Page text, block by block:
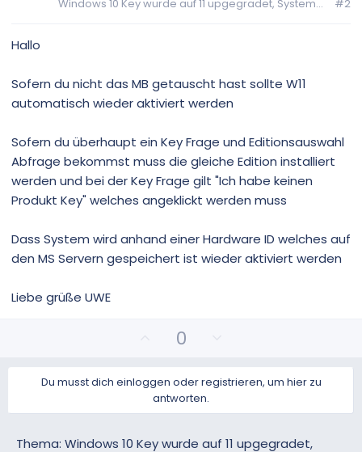
Windows 10 Key wurde auf 11 upgegradet, System...
#2
Hallo
Sofern du nicht das MB getauscht hast sollte W11
automatisch wieder aktiviert werden
Sofern du überhaupt ein Key Frage und Editionsauswahl
Abfrage bekommst muss die gleiche Edition installiert
werden und bei der Key Frage gilt "Ich habe keinen
Produkt Key" welches angeklickt werden muss
Dass System wird anhand einer Hardware ID welches auf
den MS Servern gespeichert ist wieder aktiviert werden
Liebe grüße UWE
i
t
v
0
g
a
t
v
Du musst dich einloggen oder registrieren, um hier zu
antworten.
Thema: Windows 10 Key wurde auf 11 upgegradet,